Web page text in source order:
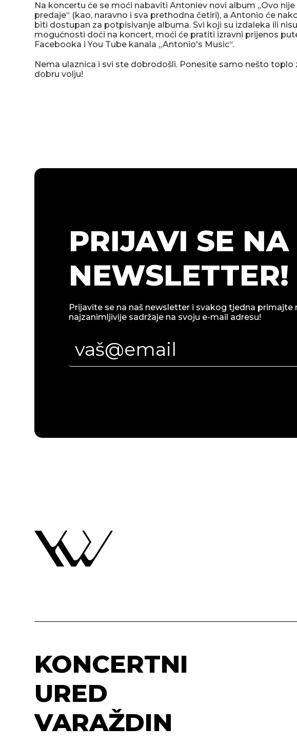
Na koncertu će se moći nabaviti Antoniev novi album „Ovo
predaje“ (kao, naravno i sva prethodna četiri), a Antonio će
biti dostupan za potpisivanje albuma. Svi koji su izdaleka ili
mogućnosti doći na koncert, moći će pratiti izravni prijenos
Facebooka i You Tube kanala „Antonio's Music“.
Nema ulaznica i svi ste dobrodošli. Ponesite samo nešto toplo
dobru volju!
PRIJAVI SE NA
NEWSLETTER!
Prijavite se na naš newsletter i svakog tjedna primajte
najzanimljivije sadržaje na svoju e-mail adresu!
KONCERTNI
URED
VARAŽDIN